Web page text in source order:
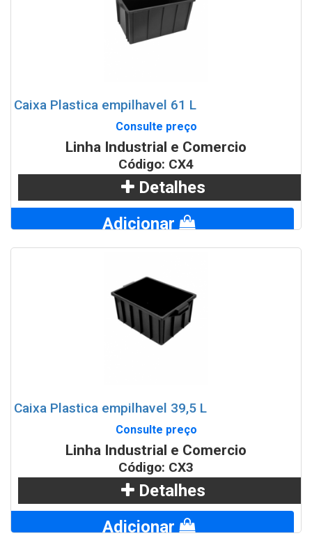
Caixa Plastica empilhavel 61 L
Consulte preço
Linha Industrial e Comercio
Código: CX4
Detalhes
Adicionar
Caixa Plastica empilhavel 39,5 L
Consulte preço
Linha Industrial e Comercio
Código: CX3
Detalhes
Adicionar